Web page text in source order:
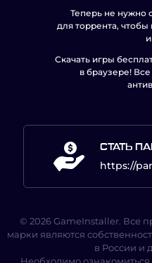
Теперь не нужно
для торрента,
Скачать игры
в браузере!
СТАТЬ
https://
© 2026 GameInstaller. Все
марки являются
в России и